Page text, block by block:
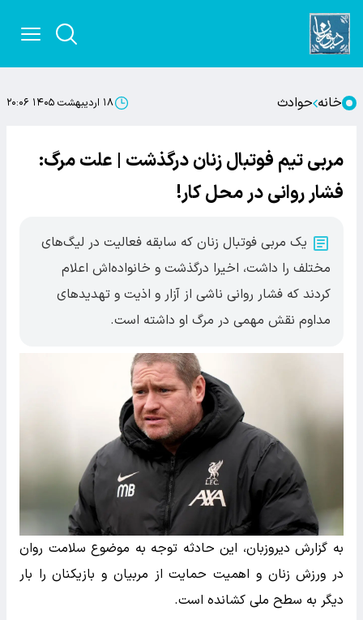
خانه حوادث ۱۸ اردیبهشت ۱۴۰۵ ۲۰:۰۶
مربی تیم فوتبال زنان درگذشت | علت مرگ:
فشار روانی در محل کار!
یک مربی فوتبال زنان که سابقه فعالیت در لیگ‌های
مختلف را داشت، اخیرا درگذشت و خانواده‌اش اعلام
کردند که فشار روانی ناشی از آزار و اذیت و تهدیدهای
مداوم نقش مهمی در مرگ او داشته است.
به گزارش دیروزبان، این حادثه توجه به موضوع سلامت روان
در ورزش زنان و اهمیت حمایت از مربیان و بازیکنان را بار
دیگر به سطح ملی کشانده است.